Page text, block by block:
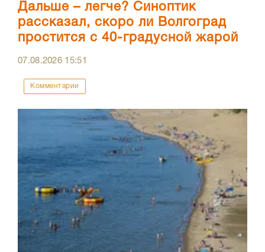
Дальше – легче? Синоптик
рассказал, скоро ли Волгоград
простится с 40-градусной жарой
07.08.2026 15:51
Комментарии